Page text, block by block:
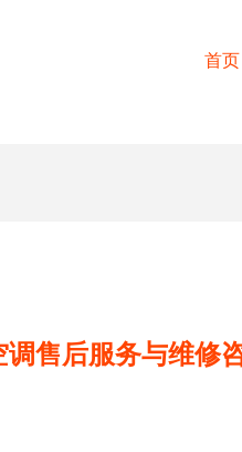
首页
调售后服务与维修